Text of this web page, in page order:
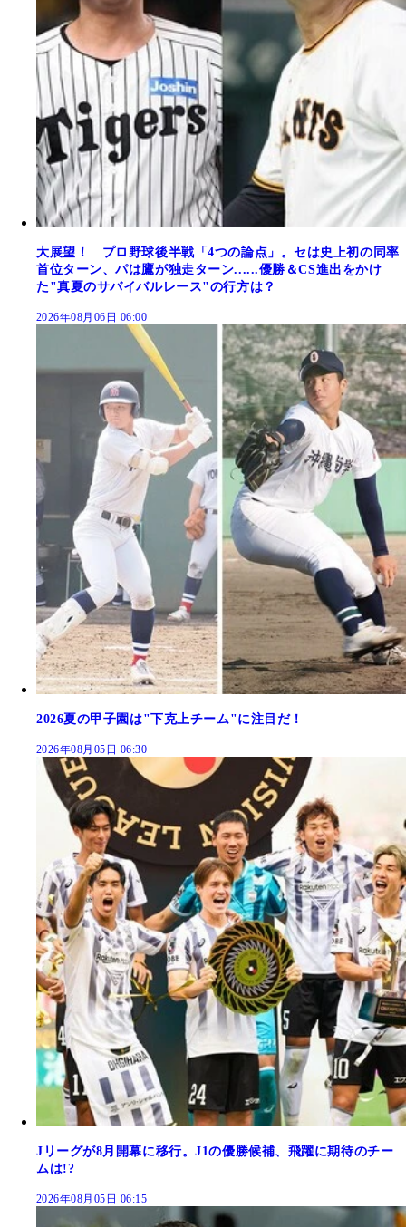
大展望！ プロ野球後半戦「4つの論点」。セは史上初の同率
首位ターン、パは鷹が独走ターン......優勝＆CS進出をかけ
た"真夏のサバイバルレース"の行方は？
2026年08月06日 06:00
2026夏の甲子園は"下克上チーム"に注目だ！
2026年08月05日 06:30
Jリーグが8月開幕に移行。J1の優勝候補、飛躍に期待のチー
ムは!?
2026年08月05日 06:15